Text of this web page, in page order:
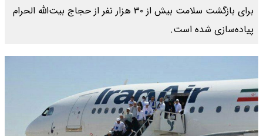
برای بازگشت سلامت بیش از ۳۰ هزار نفر از حجاج بیت‌الله الحرام
پیاده‌سازی شده است.